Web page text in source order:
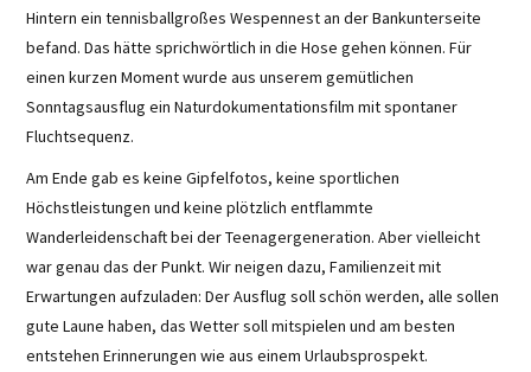
Hintern ein tennisballgroßes Wespennest an der Bankunterseite
befand. Das hätte sprichwörtlich in die Hose gehen können. Für
einen kurzen Moment wurde aus unserem gemütlichen
Sonntagsausflug ein Naturdokumentationsfilm mit spontaner
Fluchtsequenz.
Am Ende gab es keine Gipfelfotos, keine sportlichen
Höchstleistungen und keine plötzlich entflammte
Wanderleidenschaft bei der Teenagergeneration. Aber vielleicht
war genau das der Punkt. Wir neigen dazu, Familienzeit mit
Erwartungen aufzuladen: Der Ausflug soll schön werden, alle sollen
gute Laune haben, das Wetter soll mitspielen und am besten
entstehen Erinnerungen wie aus einem Urlaubsprospekt.